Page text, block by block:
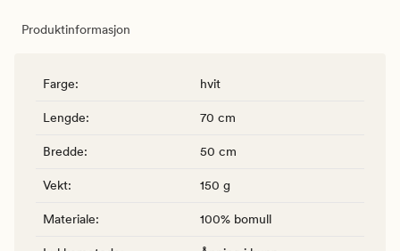
Produktinformasjon
Farge: hvit
Lengde: 70 cm
Bredde: 50 cm
Vekt: 150 g
Materiale: 100% bomull